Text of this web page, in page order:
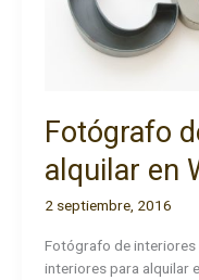
Fotógrafo
alquilar en
2 septiembre, 2016
Fotógrafo de interiores
interiores para alquilar